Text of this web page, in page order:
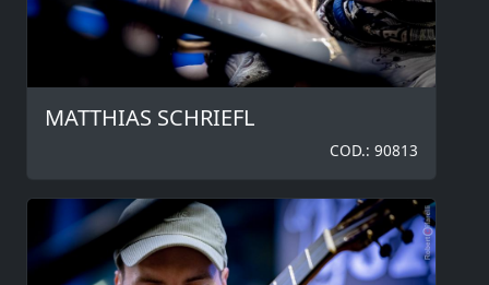
MATTHIAS SCHRIEFL
COD.: 90813